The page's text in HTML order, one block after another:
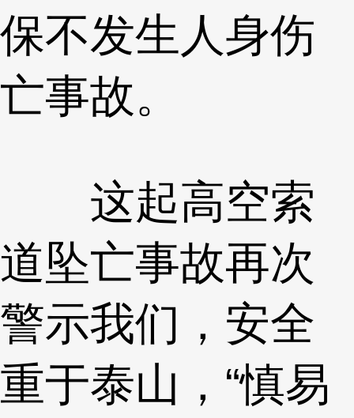
保不发生人身伤
亡事故。
这起高空索
道坠亡事故再次
警示我们，安全
重于泰山，“慎易